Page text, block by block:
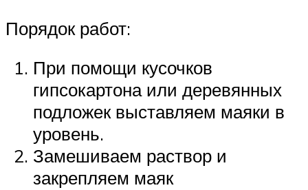
Порядок работ:
При помощи кусочков
гипсокартона или деревянных
подложек выставляем маяки в
уровень.
Замешиваем раствор и
закрепляем маяк